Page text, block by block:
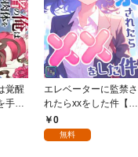
覚醒
手に
エレベーターに監禁さ
れたらxxをした件【全
年齢版】(1)
0
無料